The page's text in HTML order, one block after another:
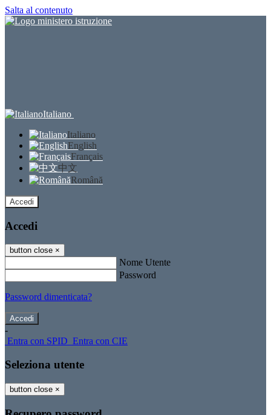
Salta al contenuto
Italiano
Italiano
English
Français
中文
Română
Accedi
Accedi
button close ×
Nome Utente
Password
Password dimenticata?
-
Entra con SPID Entra con CIE
Seleziona utente
button close ×